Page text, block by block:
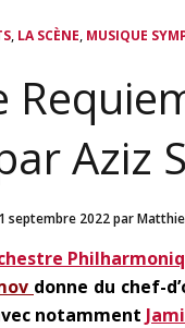
, LA SCÈNE, MUSIQUE
Aziz
septembre 2022par
donne du chef-
notamment